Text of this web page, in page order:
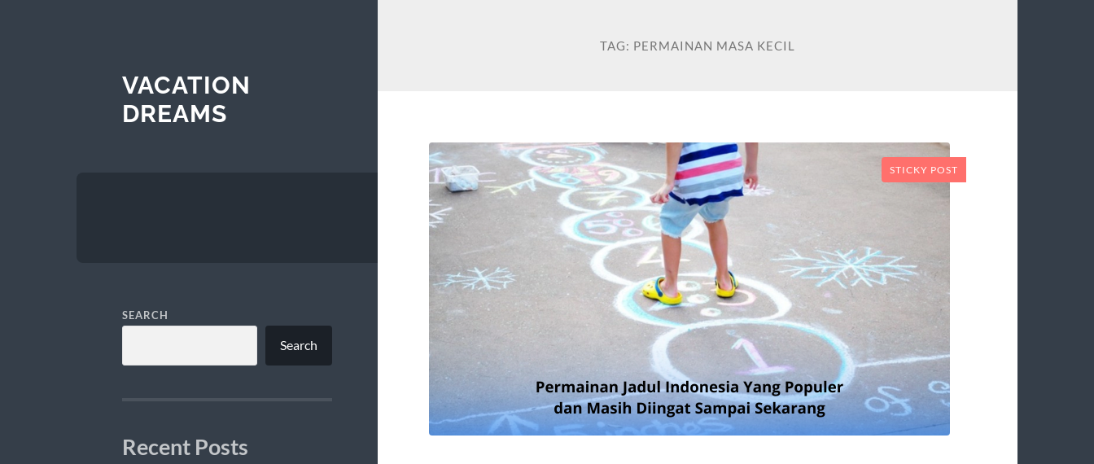
VACATION
DREAMS
SEARCH
Search
Recent Posts
TAG: PERMAINAN MASA KECIL
STICKY POST